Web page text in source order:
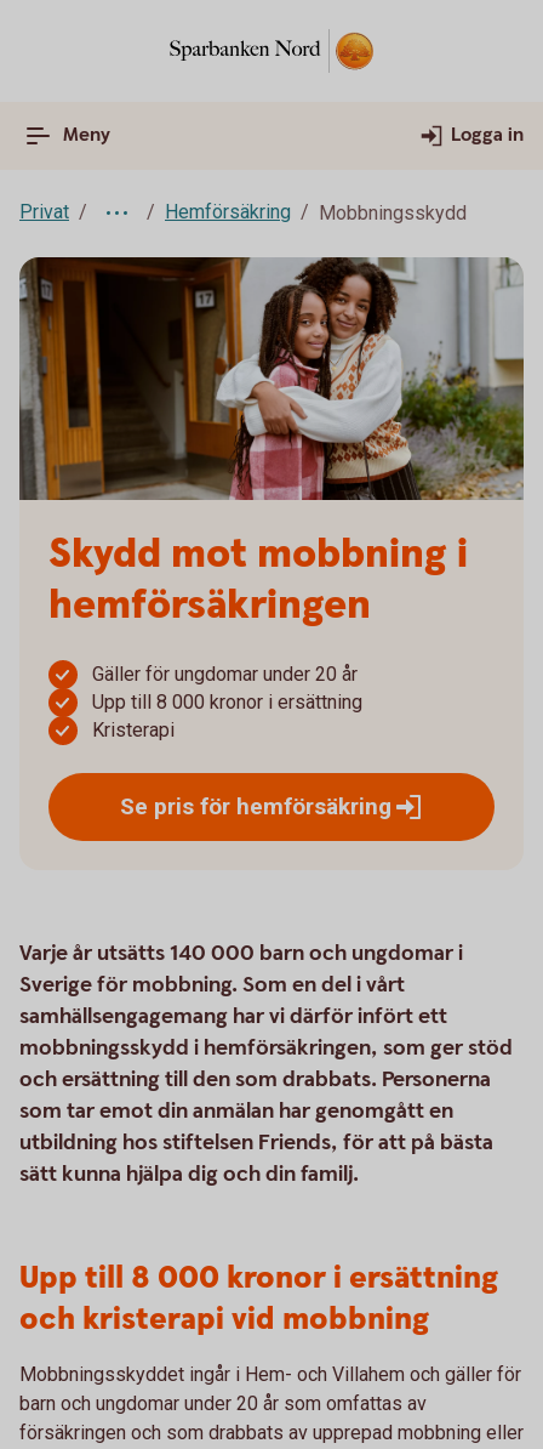
Meny Logga in
Privat Hemförsäkring Mobbningsskydd
Skydd mot mobbning i
hemförsäkringen
Gäller för ungdomar under 20 år
Upp till 8 000 kronor i ersättning
Kristerapi
Se pris för hemförsäkring
Varje år utsätts 140 000 barn och ungdomar i
Sverige för mobbning. Som en del i vårt
samhällsengagemang har vi därför infört ett
mobbningsskydd i hemförsäkringen, som ger stöd
och ersättning till den som drabbats. Personerna
som tar emot din anmälan har genomgått en
utbildning hos stiftelsen Friends, för att på bästa
sätt kunna hjälpa dig och din familj.
Upp till 8 000 kronor i ersättning
och kristerapi vid mobbning
Mobbningsskyddet ingår i Hem- och Villahem och gäller för
barn och ungdomar under 20 år som omfattas av
försäkringen och som drabbats av upprepad mobbning eller